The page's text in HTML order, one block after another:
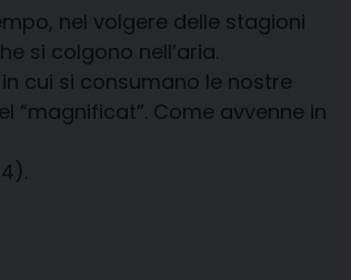
nel volgere delle stagioni
si colgono nell’aria.
cui si consumano le nostre
“magnificat”. Come avvenne in